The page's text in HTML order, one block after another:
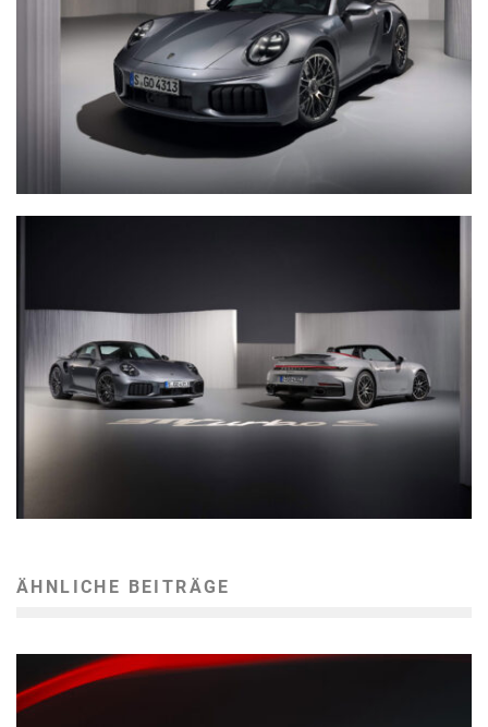
ÄHNLICHE BEITRÄGE